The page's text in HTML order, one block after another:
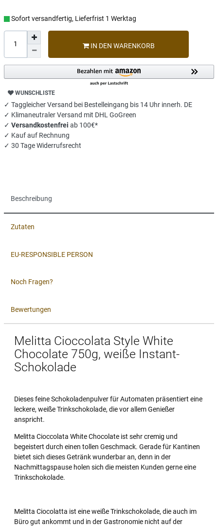
Sofort versandfertig, Lieferfrist 1 Werktag
IN DEN WARENKORB
WUNSCHLISTE
✓ Taggleicher Versand bei Bestelleingang bis 14 Uhr innerh. DE
✓ Klimaneutraler Versand mit DHL GoGreen
✓ Versandkostenfrei ab 100€*
✓ Kauf auf Rechnung
✓ 30 Tage Widerrufsrecht
Beschreibung
Zutaten
EU-RESPONSIBLE PERSON
Noch Fragen?
Bewertungen
Melitta Cioccolata Style White
Chocolate 750g, weiße Instant-
Schokolade
Dieses feine Schokoladenpulver für Automaten präsentiert eine
leckere, weiße Trinkschokolade, die vor allem Genießer
anspricht.
Melitta Cioccolata White Chocolate ist sehr cremig und
begeistert durch einen tollen Geschmack. Gerade für Kantinen
bietet sich dieses Getränk wunderbar an, denn in der
Nachmittagspause holen sich die meisten Kunden gerne eine
Trinkschokolade.
Melitta Ciocolatta ist eine weiße Trinkschokolade, die auch im
Büro gut ankommt und in der Gastronomie nicht auf der